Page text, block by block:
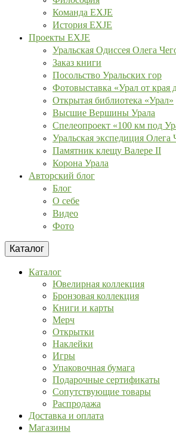
Команда EXJE
История EXJE
Проекты EXJE
Уральская Одиссея Олега
Заказ книги
Посольство Уральских гор
Фотовыставка «Урал от края
Открытая библиотека «Урал»
Высшие Вершины Урала
Спелеопроект «100 км под
Уральская экспедиция Олега
Памятник клещу Валере II
Корона Урала
Авторский блог
Блог
О себе
Видео
Фото
Каталог
Каталог
Ювелирная коллекция
Бронзовая коллекция
Книги и карты
Мерч
Открытки
Наклейки
Игры
Упаковочная бумага
Подарочные сертификаты
Сопутствующие товары
Распродажа
Доставка и оплата
Магазины